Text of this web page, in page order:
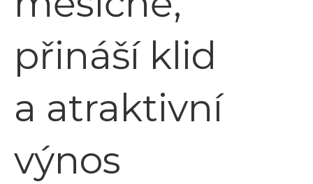
přináší klid
a atraktivní
výnos